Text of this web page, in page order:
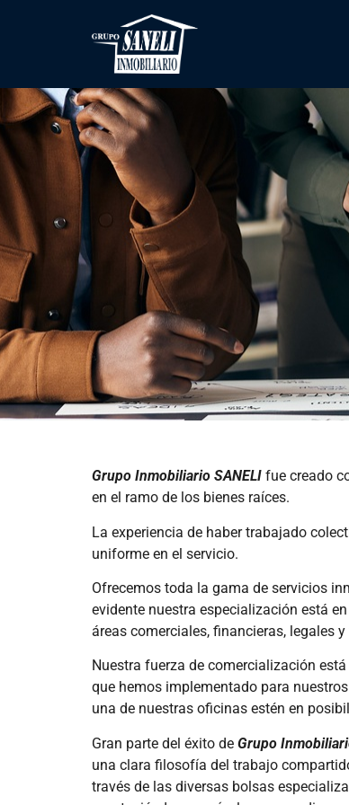
Grupo Inmobiliario SANELI fue creado
en el ramo de los bienes raíces.
La experiencia de haber trabajado
uniforme en el servicio.
Ofrecemos toda la gama de servicios
evidente nuestra especialización está
áreas comerciales, financieras, legales
Nuestra fuerza de comercialización
que hemos implementado para
una de nuestras oficinas estén en
Gran parte del éxito de Grupo
una clara filosofía del trabajo
través de las diversas bolsas